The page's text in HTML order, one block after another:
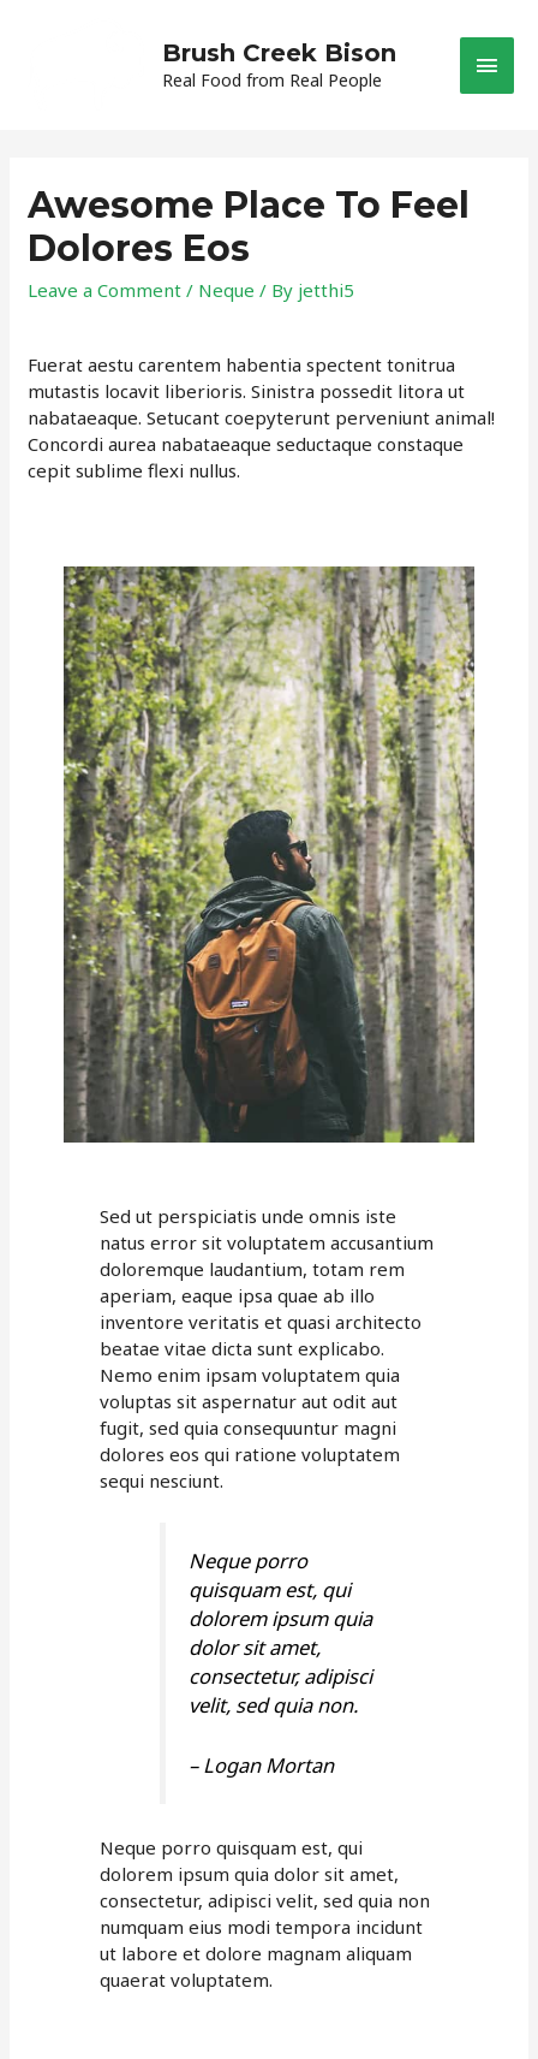
Brush Creek Bison
Real Food from Real People
Main
Awesome Place To Feel
Dolores Eos
Leave a Comment / Neque / By jetthi5
Fuerat aestu carentem habentia spectent tonitrua
mutastis locavit liberioris. Sinistra possedit litora ut
nabataeaque. Setucant coepyterunt perveniunt animal!
Concordi aurea nabataeaque seductaque constaque
cepit sublime flexi nullus.
Sed ut perspiciatis unde omnis iste
natus error sit voluptatem accusantium
doloremque laudantium, totam rem
aperiam, eaque ipsa quae ab illo
inventore veritatis et quasi architecto
beatae vitae dicta sunt explicabo.
Nemo enim ipsam voluptatem quia
voluptas sit aspernatur aut odit aut
fugit, sed quia consequuntur magni
dolores eos qui ratione voluptatem
sequi nesciunt.
Neque porro
quisquam est, qui
dolorem ipsum quia
dolor sit amet,
consectetur, adipisci
velit, sed quia non.
– Logan Mortan
Neque porro quisquam est, qui
dolorem ipsum quia dolor sit amet,
consectetur, adipisci velit, sed quia non
numquam eius modi tempora incidunt
ut labore et dolore magnam aliquam
quaerat voluptatem.